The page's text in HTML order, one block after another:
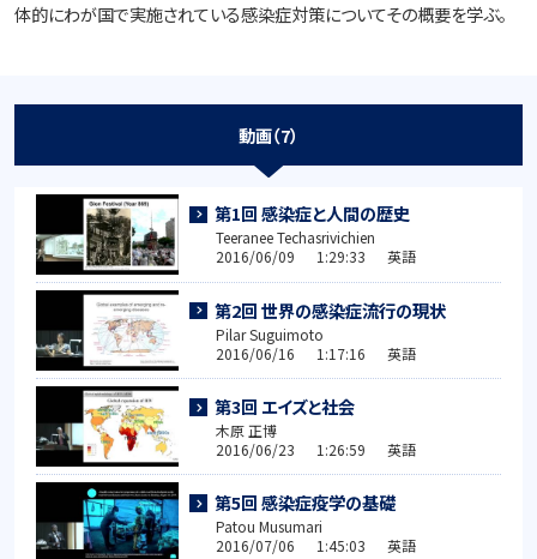
体的にわが国で実施されている感染症対策についてその概要を学ぶ。
動画（7）
第1回 感染症と人間の歴史
Teeranee Techasrivichien
2016/06/09 1:29:33 英語
第2回 世界の感染症流行の現状
Pilar Suguimoto
2016/06/16 1:17:16 英語
第3回 エイズと社会
木原 正博
2016/06/23 1:26:59 英語
第5回 感染症疫学の基礎
Patou Musumari
2016/07/06 1:45:03 英語